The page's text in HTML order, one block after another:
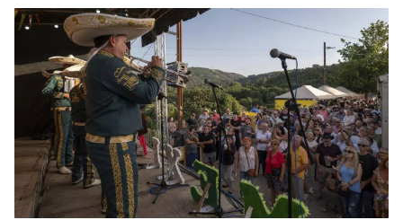
MEDICINA EN CASA
Tres plazas médicas en Ourense para atender
pacientes en casa